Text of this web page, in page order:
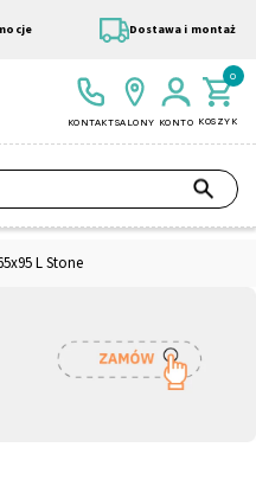
Dostawa i montaż
KONTAKTSALONY KONTO KOSZYK
0
L Stone
Modułowe
Łóżko
Pufy